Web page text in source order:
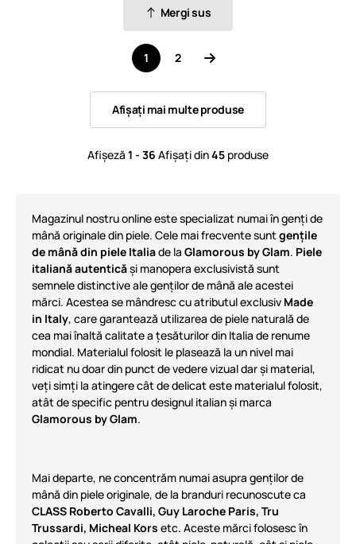
Mergi sus
1 2
Afișați mai multe produse
Afișeză 1 - 36 Afișați din45 produse
Magazinul nostru online este specializat numai în genți de
mână originale din piele. Cele mai frecvente suntgențile
de mână din piele Italiade la Glamorous by Glam. Piele
italiană autenticăși manopera exclusivistă sunt
semnele distinctive ale genților de mână ale acestei
mărci. Acestea se mândresc cu atributul exclusiv Made
in Italy, care garantează utilizarea de piele naturală de
cea mai înaltă calitate a țesăturilor din Italia de renume
mondial. Materialul folosit le plasează la un nivel mai
ridicat nu doar din punct de vedere vizual dar și material,
veți simți la atingere cât de delicat este materialul folosit,
atât de specific pentru designul italian și marca
Glamorous by Glam.
Mai departe, ne concentrăm numai asupra gențilorde
mână din piele originale, de la branduri recunoscute ca
CLASS Roberto Cavalli, Guy Laroche Paris, Tru
Trussardi, Micheal Kors etc. Aceste mărci folosesc în